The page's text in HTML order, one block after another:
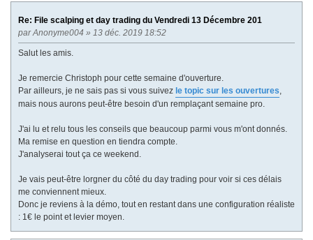
Re: File scalping et day trading du Vendredi 13 Décembre 201
parAnonyme004 » 13 déc. 2019 18:52
Salut les amis.
Je remercie Christoph pour cette semaine d'ouverture.
Par ailleurs, je ne sais pas si vous suivez le topic sur les ouvertures,
mais nous aurons peut-être besoin d'un remplaçant semaine pro.
J'ai lu et relu tous les conseils que beaucoup parmi vous m'ont donnés.
Ma remise en question en tiendra compte.
J'analyserai tout ça ce weekend.
Je vais peut-être lorgner du côté du day trading pour voir si ces délais
me conviennent mieux.
Donc je reviens à la démo, tout en restant dans une configuration réaliste
: 1€ le point et levier moyen.